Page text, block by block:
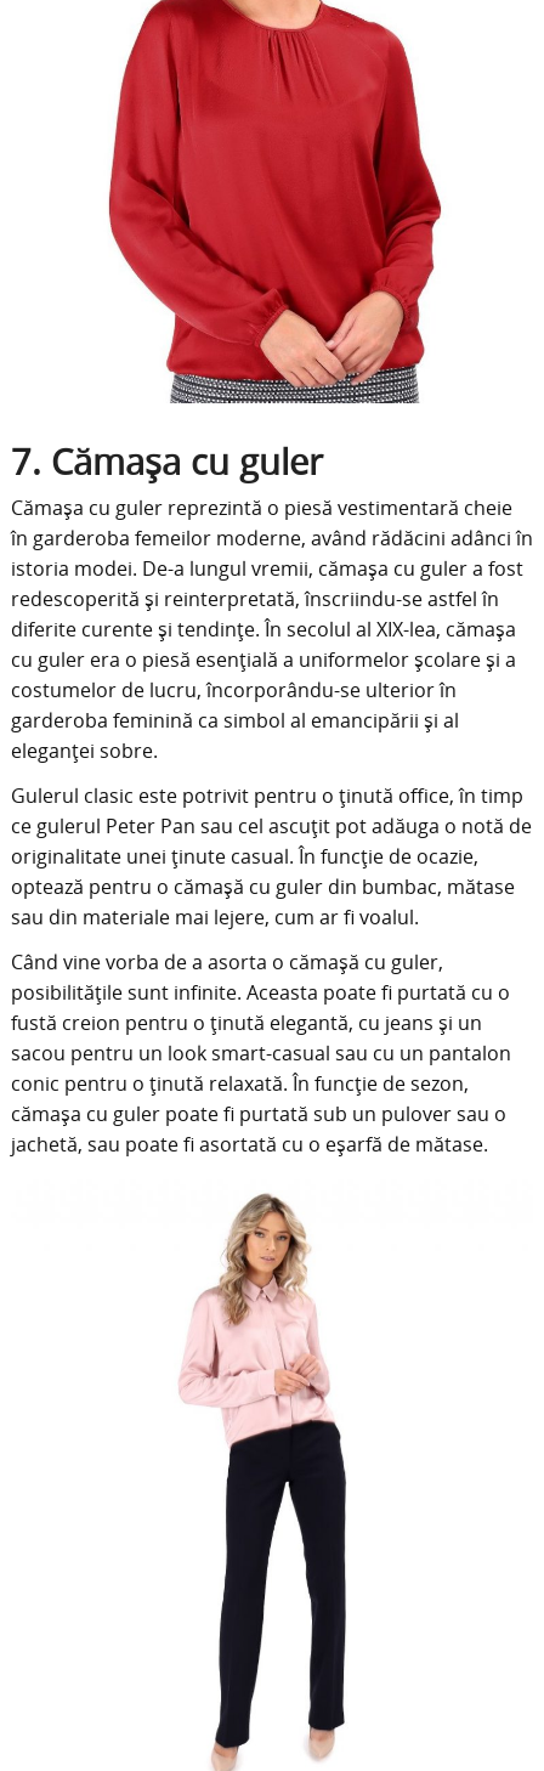
7. Cămașa cu guler
Cămașa cu guler reprezintă o piesă vestimentară cheie
în garderoba femeilor moderne, având rădăcini adânci în
istoria modei. De-a lungul vremii, cămașa cu guler a fost
redescoperită și reinterpretată, înscriindu-se astfel în
diferite curente și tendințe. În secolul al XIX-lea, cămașa
cu guler era o piesă esențială a uniformelor școlare și a
costumelor de lucru, încorporându-se ulterior în
garderoba feminină ca simbol al emancipării și al
eleganței sobre.
Gulerul clasic este potrivit pentru o ținută office, în timp
ce gulerul Peter Pan sau cel ascuțit pot adăuga o notă de
originalitate unei ținute casual. În funcție de ocazie,
optează pentru o cămașă cu guler din bumbac, mătase
sau din materiale mai lejere, cum ar fi voalul.
Când vine vorba de a asorta o cămașă cu guler,
posibilitățile sunt infinite. Aceasta poate fi purtată cu o
fustă creion pentru o ținută elegantă, cu jeans și un
sacou pentru un look smart-casual sau cu un pantalon
conic pentru o ținută relaxată. În funcție de sezon,
cămașa cu guler poate fi purtată sub un pulover sau o
jachetă, sau poate fi asortată cu o eșarfă de mătase.